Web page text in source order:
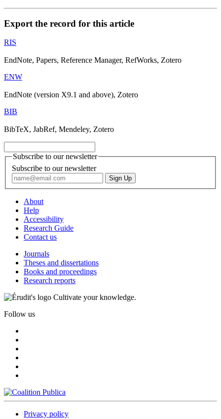
Export the record for this article
RIS
EndNote, Papers, Reference Manager, RefWorks, Zotero
ENW
EndNote (version X9.1 and above), Zotero
BIB
BibTeX, JabRef, Mendeley, Zotero
Subscribe to our newsletter
Subscribe to our newsletter
About
Help
Accessibility
Research Guide
Contact us
Journals
Theses and dissertations
Books and proceedings
Research reports
Cultivate your knowledge.
Follow us
Privacy policy